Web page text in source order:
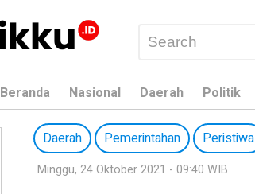
Beranda Nasional Daerah Politik
Daerah Pemerintahan Peristiwa
Minggu, 24 Oktober 2021 - 09:40 WIB